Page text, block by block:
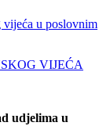
vijeća u poslovnim
VIJEĆA
udjelima u